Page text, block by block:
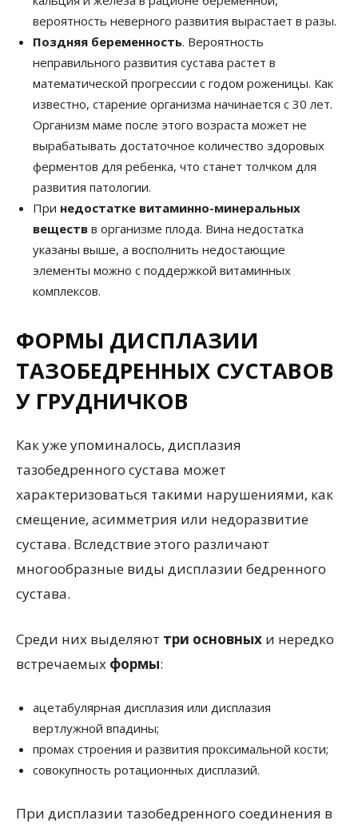
вероятность неверного развития вырастает в разы.
Поздняя беременность. Вероятность
неправильного развития сустава растет в
математической прогрессии с годом роженицы. Как
известно, старение организма начинается с 30 лет.
Организм маме после этого возраста может не
вырабатывать достаточное количество здоровых
ферментов для ребенка, что станет толчком для
развития патологии.
При недостатке витаминно-минеральных
веществ в организме плода. Вина недостатка
указаны выше, а восполнить недостающие
элементы можно с поддержкой витаминных
комплексов.
ФОРМЫ ДИСПЛАЗИИ
ТАЗОБЕДРЕННЫХ СУСТАВОВ
У ГРУДНИЧКОВ
Как уже упоминалось, дисплазия
тазобедренного сустава может
характеризоваться такими нарушениями, как
смещение, асимметрия или недоразвитие
сустава. Вследствие этого различают
многообразные виды дисплазии бедренного
сустава.
Среди них выделяют три основных и нередко
встречаемых формы:
ацетабулярная дисплазия или дисплазия
вертлужной впадины;
промах строения и развития проксимальной кости;
совокупность ротационных дисплазий.
При дисплазии тазобедренного соединения в